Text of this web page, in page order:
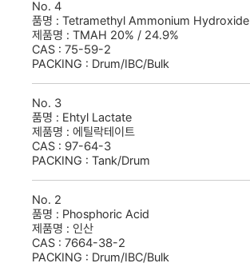
No. 4
품명 : Tetramethyl Ammonium Hydroxide
제품명 : TMAH 20% / 24.9%
CAS : 75-59-2
PACKING : Drum/IBC/Bulk
No. 3
품명 : Ehtyl Lactate
제품명 : 에틸락테이트
CAS : 97-64-3
PACKING : Tank/Drum
No. 2
품명 : Phosphoric Acid
제품명 : 인산
CAS : 7664-38-2
PACKING : Drum/IBC/Bulk